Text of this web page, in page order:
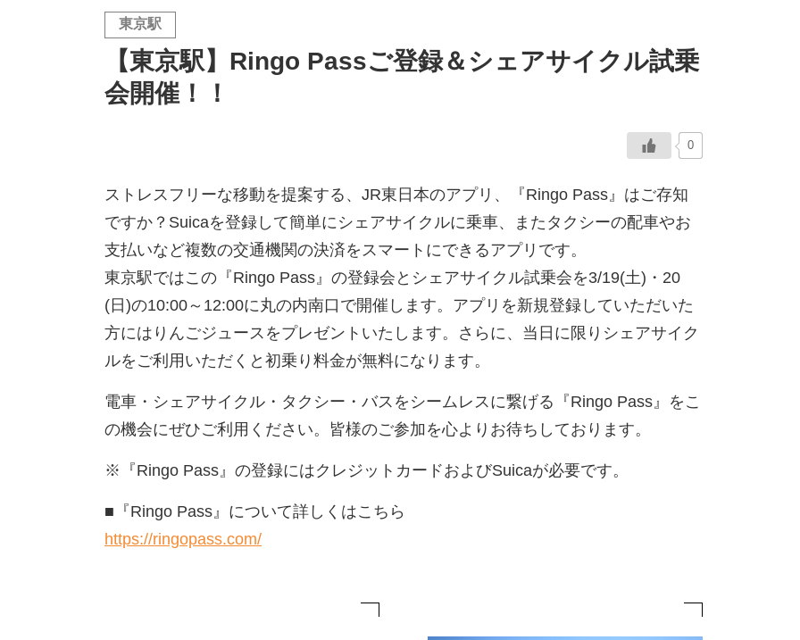
東京駅
【東京駅】Ringo Passご登録＆シェアサイクル試乗
会開催！！
0
ストレスフリーな移動を提案する、JR東日本のアプリ、『Ringo Pass』はご存知
ですか？Suicaを登録して簡単にシェアサイクルに乗車、またタクシーの配車やお
支払いなど複数の交通機関の決済をスマートにできるアプリです。
東京駅ではこの『Ringo Pass』の登録会とシェアサイクル試乗会を3/19(土)・20
(日)の10:00～12:00に丸の内南口で開催します。アプリを新規登録していただいた
方にはりんごジュースをプレゼントいたします。さらに、当日に限りシェアサイク
ルをご利用いただくと初乗り料金が無料になります。
電車・シェアサイクル・タクシー・バスをシームレスに繋げる『Ringo Pass』をこ
の機会にぜひご利用ください。皆様のご参加を心よりお待ちしております。
※『Ringo Pass』の登録にはクレジットカードおよびSuicaが必要です。
■『Ringo Pass』について詳しくはこちら
https://ringopass.com/